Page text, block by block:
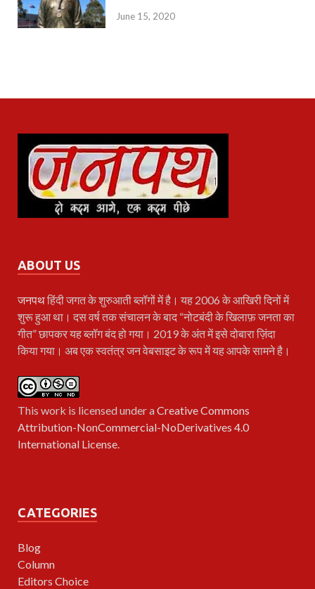
June 15, 2020
ABOUT US
जनपथहिंदी जगत के शुरुआती ब्लॉगों में है। यह 2006 के आखिरी दिनों में
शुरू हुआ था। दस वर्ष तक संचालन के बाद “नोटबंदी के खिलाफ़ जनता का
गीत” छापकर यह ब्लॉग बंद हो गया। 2019 के अंत में इसे दोबारा ज़िंदा
किया गया। अब एक स्वतंत्र जन वेबसाइट के रूप में यह आपके सामने है।
This work is licensed under aCreative Commons
Attribution-NonCommercial-NoDerivatives 4.0
International License
CATEGORIES
Blog
Column
Editors Choice